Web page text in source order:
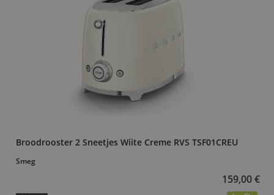
Broodrooster 2 Sneetjes Wiite Creme RVS TSF01CREU
Smeg
159,00 €